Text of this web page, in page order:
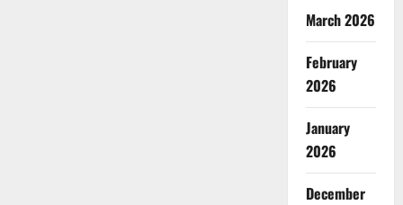
March 2026
February
2026
January
2026
December